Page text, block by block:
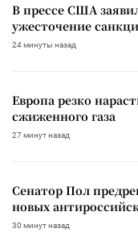
В прессе США
ужесточение
24 минуты назад
Европа резко
сжиженного газа
27 минут назад
Сенатор Пол
новых
30 минут назад